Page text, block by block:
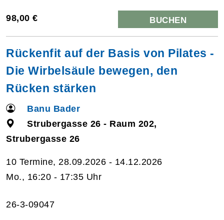
98,00 € BUCHEN
Rückenfit auf der Basis von Pilates -
Die Wirbelsäule bewegen, den
Rücken stärken
Banu Bader
Strubergasse 26 - Raum 202,
Strubergasse 26
10 Termine, 28.09.2026 - 14.12.2026
Mo., 16:20 - 17:35 Uhr
26-3-09047